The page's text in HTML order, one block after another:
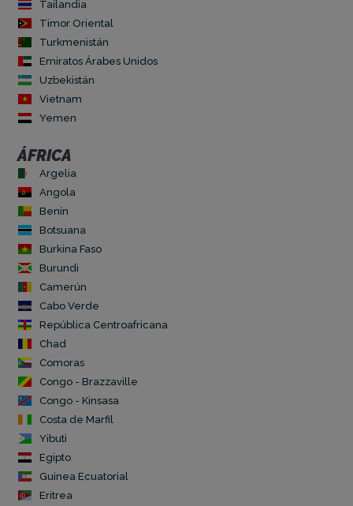
Tailandia
Timor Oriental
Turkmenistán
Emiratos Árabes Unidos
Uzbekistán
Vietnam
Yemen
ÁFRICA
Argelia
Angola
Benín
Botsuana
Burkina Faso
Burundi
Camerún
Cabo Verde
República Centroafricana
Chad
Comoras
Congo - Brazzaville
Congo - Kinsasa
Costa de Marfil
Yibuti
Egipto
Guinea Ecuatorial
Eritrea